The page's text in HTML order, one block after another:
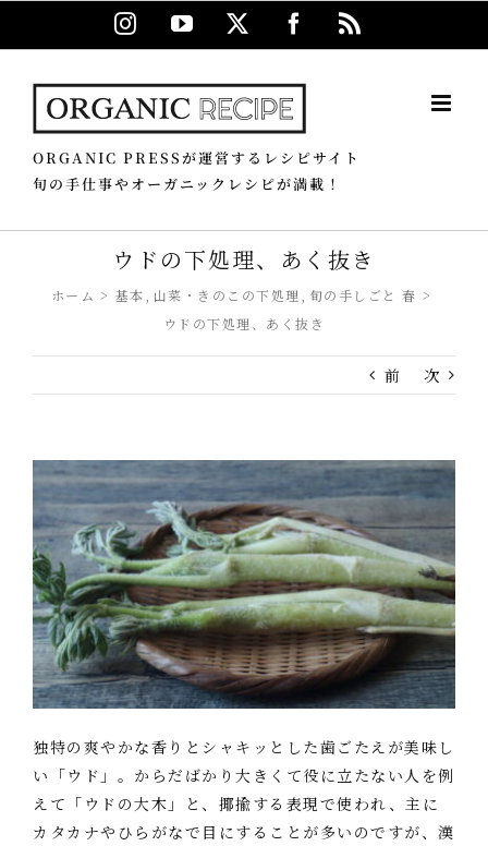
Instagram
YouTube Facebook
ORGANIC PRESSが運営するレシピサイト
旬の手仕事やオーガニックレシピが満載！
ウドの下処理、あく抜き
ホーム 基本 山菜・きのこの下処理
旬の手しごと 春
ウドの下処理、あく抜き
前 次
独特の爽やかな香りとシャキッとした歯ごたえが美味し
い「ウド」。からだばかり大きくて役に立たない人を例
えて「ウドの大木」と、揶揄する表現で使われ、主に
カタカナやひらがなで目にすることが多いのですが、漢